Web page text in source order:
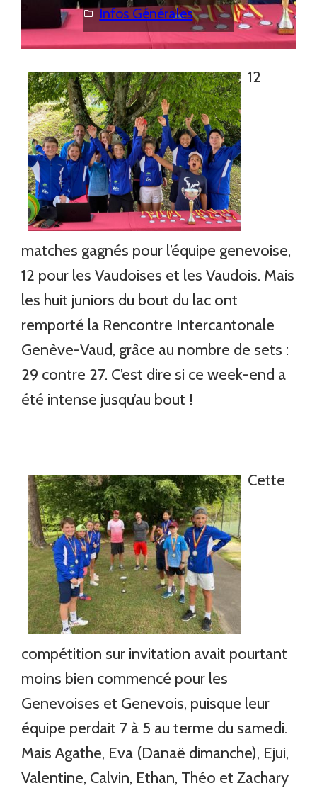
Infos Générales
12
matches gagnés pour l’équipe genevoise,
12 pour les Vaudoises et les Vaudois. Mais
les huit juniors du bout du lac ont
remporté la Rencontre Intercantonale
Genève-Vaud, grâce au nombre de sets :
29 contre 27. C’est dire si ce week-end a
été intense jusqu’au bout !
Cette
compétition sur invitation avait pourtant
moins bien commencé pour les
Genevoises et Genevois, puisque leur
équipe perdait 7 à 5 au terme du samedi.
Mais Agathe, Eva (Danaë dimanche), Ejui,
Valentine, Calvin, Ethan, Théo et Zachary